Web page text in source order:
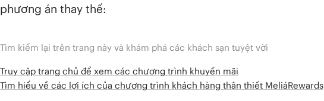
phương án thay thế:
Tìm kiếm lại trên trang này và khám phá các khách sạn tuyệt vời
Truy cập trang chủ để xem các chương trình khuyến mãi
Tìm hiểu về các lợi ích của chương trình khách hàng thân thiết MeliáRewards